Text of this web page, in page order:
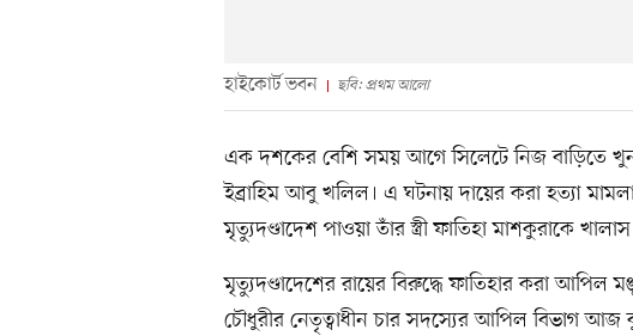
হাইকোর্ট ভবন ছবি: প্রথম আলো
এক দশকের বেশি সময় আগে সিলেটে নিজ বাড়িতে
ইব্রাহিম আবু খলিল। এ ঘটনায় দায়ের করা হত্যা
মৃত্যুদণ্ডাদেশ পাওয়া তাঁর স্ত্রী ফাতিহা মাশকুরাকে
মৃত্যুদণ্ডাদেশের রায়ের বিরুদ্ধে ফাতিহার করা আপিল
চৌধুরীর নেতৃত্বাধীন চার সদস্যের আপিল বিভাগ আজ